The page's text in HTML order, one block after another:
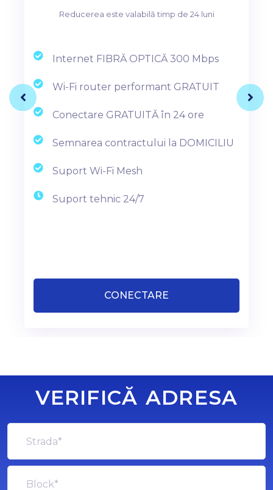
Reducerea este valabilă timp de 24 luni
Internet FIBRĂ OPTICĂ 300 Mbps
Wi-Fi router performant GRATUIT
Conectare GRATUITĂ în 24 ore
Semnarea contractului la DOMICILIU
Suport Wi-Fi Mesh
Suport tehnic 24/7
CONECTARE
VERIFICĂ ADRESA